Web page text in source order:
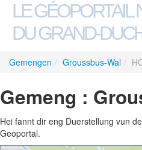
LE GÉOPORTAIL
DU GRAND-
Gemengen / Groussbus-Wal /
Gemeng :
Hei fannt dir eng Duerstellung vun
Geoportal.